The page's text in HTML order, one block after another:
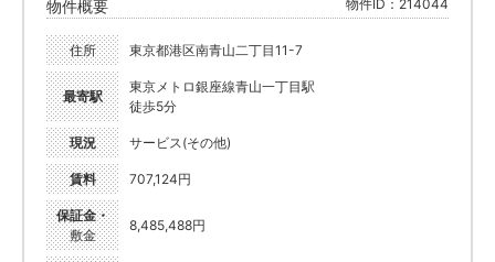
物件概要 物件ID：214044
住所 東京都港区南青山二丁目11-7
最寄駅
東京メトロ銀座線青山一丁目駅
徒歩5分
現況 サービス(その他)
賃料 707,124円
保証金・
敷金
8,485,488円